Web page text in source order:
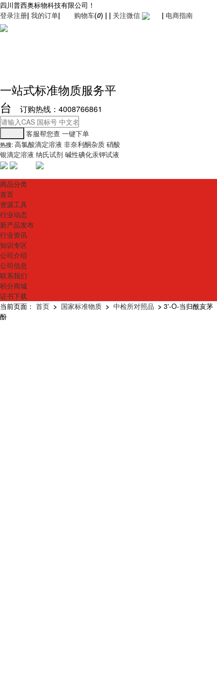
四川普西奥标物科技有限公司！
登录注册| 我的订单| 购物车(0) | | 关注微信 | 电商指南
一站式标准物质服务平
台
订购热线：4008766861
客服帮您查 一键下单
热搜:高氯酸滴定溶液 非奈利酮杂质 硝酸
银滴定溶液 纳氏试剂 碱性碘化汞钾试液
商品分类
首页
资源工具
行业动态
新产品发布
行业资讯
知识专区
公司介绍
公司信息
联系我们
积分商城
证书下载
当前页面： 首页 > 国家标准物质 > 中检所对照品 > 3'-O-当归酰亥茅
酚